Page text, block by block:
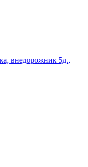
внедорожник 5д.,